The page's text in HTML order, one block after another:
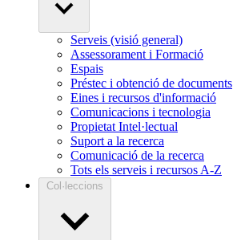
Serveis (visió general)
Assessorament i Formació
Espais
Préstec i obtenció de documents
Eines i recursos d'informació
Comunicacions i tecnologia
Propietat Intel·lectual
Suport a la recerca
Comunicació de la recerca
Tots els serveis i recursos A-Z
Col·leccions